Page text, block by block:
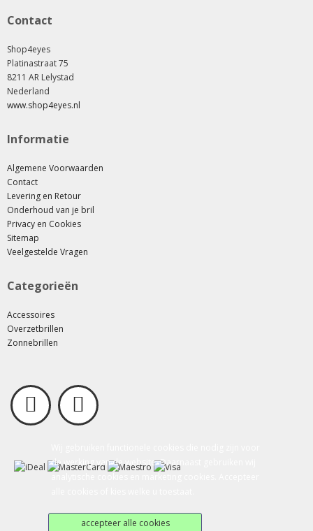
de werking van de website. Daarnaast gebruiken wij
accepteer alle cookies
Contact
Shop4eyes
Platinastraat 75
8211 AR Lelystad
Nederland
www.shop4eyes.nl
Informatie
Algemene Voorwaarden
Contact
Levering en Retour
Onderhoud van je bril
Privacy en Cookies
Sitemap
Veelgestelde Vragen
Categorieën
Accessoires
Overzetbrillen
Zonnebrillen